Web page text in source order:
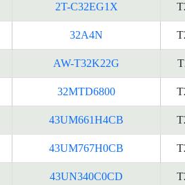
2T-C32EG1X
32A4N
AW-T32K22G
32MTD6800
43UM661H4CB
43UM767H0CB
43UN340C0CD